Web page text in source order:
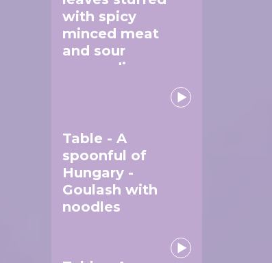
with spicy
minced meat
and sour
cream dip
Table - A
spoonful of
Hungary -
Goulash with
noodles